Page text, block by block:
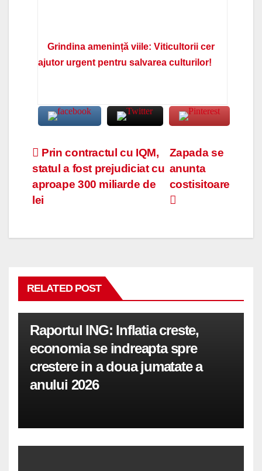
Grindina amenință viile: Viticultorii cer
ajutor urgent pentru salvarea culturilor!
Navigare
în
articole
Zapada se
anunta
costisitoare
Prin contractul cu IQM,
statul a fost prejudiciat cu
aproape 300 miliarde de
lei
RELATED POST
Raportul ING: Inflatia creste,
economia se indreapta spre
crestere in a doua jumatate a
anului 2026